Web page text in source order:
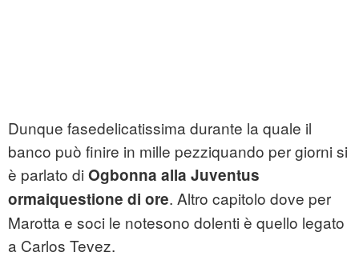
Dunque fasedelicatissima durante la quale il
banco può finire in mille pezziquando per giorni si
è parlato di Ogbonna alla Juventus
ormaiquestione di ore. Altro capitolo dove per
Marotta e soci le notesono dolenti è quello legato
a Carlos Tevez.